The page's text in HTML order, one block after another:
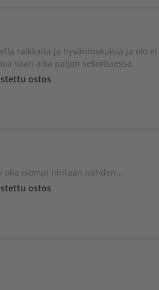
raikkaita ja hyvänmakuisia ja olo
vaan aika paljon sekoittaessa.
ostos
olla isompi hintaan nähden...
ostos